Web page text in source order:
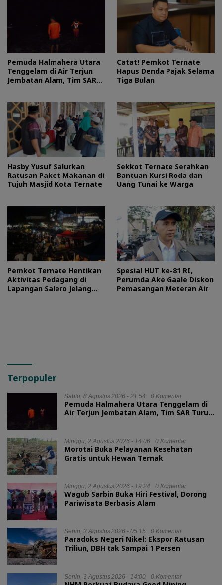
Pemuda Halmahera Utara
Tenggelam di Air Terjun
Jembatan Alam, Tim SAR
Catat! Pemkot Ternate
Hapus Denda Pajak Selama
Tiga Bulan
Hasby Yusuf Salurkan
Ratusan Paket Makanan di
Tujuh Masjid Kota Ternate
Sekkot Ternate Serahkan
Bantuan Kursi Roda dan
Uang Tunai ke Warga
Pemkot Ternate Hentikan
Aktivitas Pedagang di
Lapangan Salero Jelang
Spesial HUT ke-81 RI,
Perumda Ake Gaale Diskon
Pemasangan Meteran Air
Terpopuler
Sabtu, 8 Agustus 2026 - 21:54 0 Komentar
Pemuda Halmahera Utara Tenggelam di
Air Terjun Jembatan Alam, Tim SAR Turun
Minggu, 2 Agustus 2026 - 14:06 0 Komentar
Morotai Buka Pelayanan Kesehatan
Gratis untuk Hewan Ternak
Minggu, 2 Agustus 2026 - 19:24 0 Komentar
Wagub Sarbin Buka Hiri Festival, Dorong
Pariwisata Berbasis Alam
Senin, 3 Agustus 2026 - 05:15 0 Komentar
Paradoks Negeri Nikel: Ekspor Ratusan
Triliun, DBH tak Sampai 1 Persen
Senin, 3 Agustus 2026 - 14:00 0 Komentar